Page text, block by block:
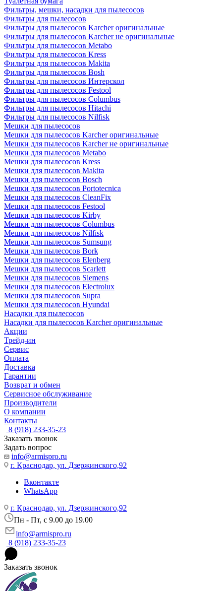
Фильтры, мешки, насадки для пылесосов
Фильтры для пылесосов
Фильтры для пылесосов Karcher оригинальные
Фильтры для пылесосов Karcher не оригинальные
Фильтры для пылесосов Metabo
Фильтры для пылесосов Kress
Фильтры для пылесосов Makita
Фильтры для пылесосов Bosh
Фильтры для пылесосов Интерскол
Фильтры для пылесосов Festool
Фильтры для пылесосов Columbus
Фильтры для пылесосов Hitachi
Фильтры для пылесосов Nilfisk
Мешки для пылесосов
Мешки для пылесосов Karcher оригинальные
Мешки для пылесосов Karcher не оригинальные
Мешки для пылесосов Metabo
Мешки для пылесосов Kress
Мешки для пылесосов Makita
Мешки для пылесосов Bosch
Мешки для пылесосов Portotecnica
Мешки для пылесосов CleanFix
Мешки для пылесосов Festool
Мешки для пылесосов Kirby
Мешки для пылесосов Columbus
Мешки для пылесосов Nilfisk
Мешки для пылесосов Sumsung
Мешки для пылесосов Bork
Мешки для пылесосов Elenberg
Мешки для пылесосов Scarlett
Мешки для пылесосов Siemens
Мешки для пылесосов Electrolux
Мешки для пылесосов Supra
Мешки для пылесосов Hyundai
Насадки для пылесосов
Насадки для пылесосов Karcher оригинальные
Акции
Трейд-ин
Сервис
Оплата
Доставка
Гарантии
Возврат и обмен
Сервисное обслуживание
Производители
О компании
Контакты
8 (918) 233-35-23
Заказать звонок
Задать вопрос
info@armispro.ru
г. Краснодар, ул. Дзержинского,92
Вконтакте
WhatsApp
г. Краснодар, ул. Дзержинского,92
Пн - Пт, c 9.00 до 19.00
info@armispro.ru
8 (918) 233-35-23
Заказать звонок